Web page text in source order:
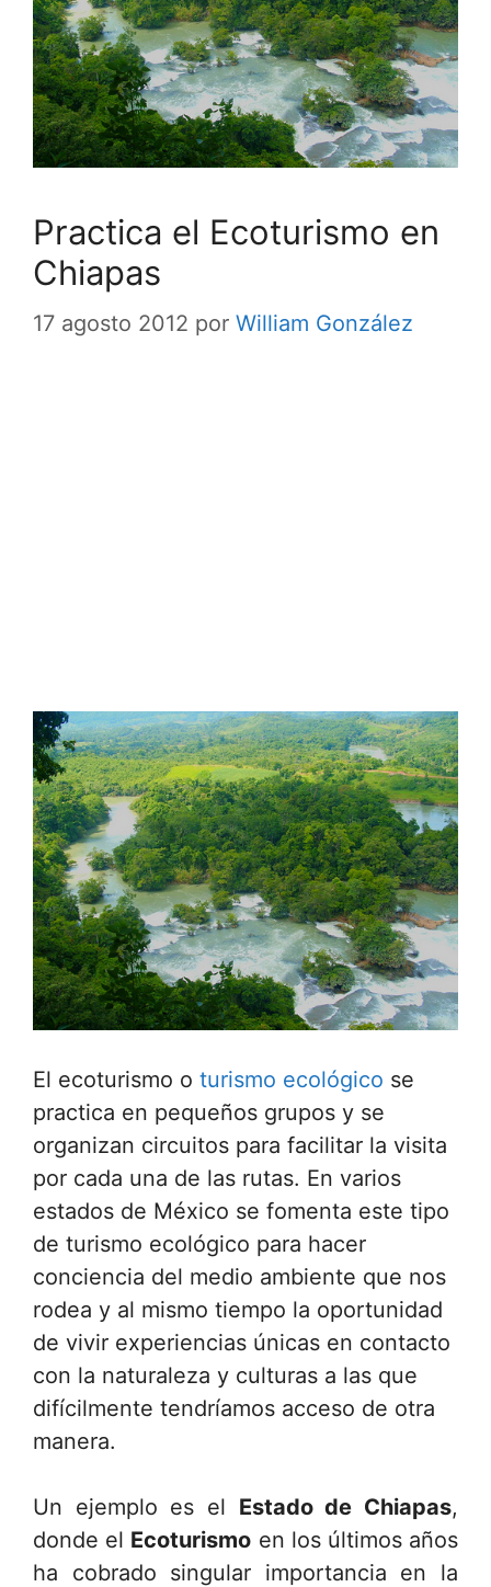
Practica el Ecoturismo en
Chiapas
17 agosto 2012 por William González
El ecoturismo o turismo ecológico se
practica en pequeños grupos y se
organizan circuitos para facilitar la visita
por cada una de las rutas. En varios
estados de México se fomenta este tipo
de turismo ecológico para hacer
conciencia del medio ambiente que nos
rodea y al mismo tiempo la oportunidad
de vivir experiencias únicas en contacto
con la naturaleza y culturas a las que
difícilmente tendríamos acceso de otra
manera.
Un ejemplo es el Estado de Chiapas,
donde el Ecoturismo en los últimos años
ha cobrado singular importancia en la